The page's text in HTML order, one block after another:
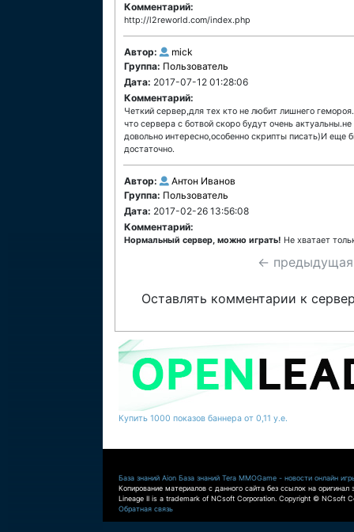
Комментарий:
http://l2reworld.com/index.php
Автор:
mick
Группа: Пользователь
Дата: 2017-07-12 01:28:06
Комментарий:
Четкий сервер,для тех кто не любит лишнего
что сервера с ботвой скоро будут очень
довольно интересно,особенно скрипты писать)И
достаточно.
Автор:
Антон Иванов
Группа: Пользователь
Дата: 2017-02-26 13:56:08
Комментарий:
Нормальный сервер, можно играть! Не хватает
← предыдущая
Оставлять комментарии к
Купить 1000 показов баннера от 0,11 у.е.
База знаний Aion База знаний Tera MMOGame - новости онлайн
Копирование материалов с данного сайта без ссылок на оригинал
Lineage II is a trademark of NCsoft Corporation. Copyright © NCsoft
Обратная связь